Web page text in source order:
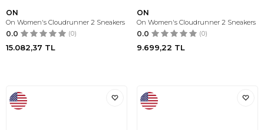
ON
On Women's Cloudrunner 2 Sneakers
0.0 (0)
15.082,37 TL
ON
On Women's Cloudrunner 2 Sneakers
0.0 (0)
9.699,22 TL